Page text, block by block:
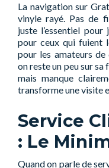
La navigation sur
vinyle rayé. Pas de
juste l’essentiel
pour ceux qui fuient
pour les amateurs
on reste un peu sur sa
mais manque
transforme une visite
Service
: Le
Quand on parle de